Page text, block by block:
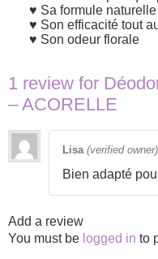
Sa formule naturelle
Son efficacité tout
Son odeur florale
1 review for
– ACORELLE
Lisa (verified owner)
Bien adapté
Add a review
You must be logged in to